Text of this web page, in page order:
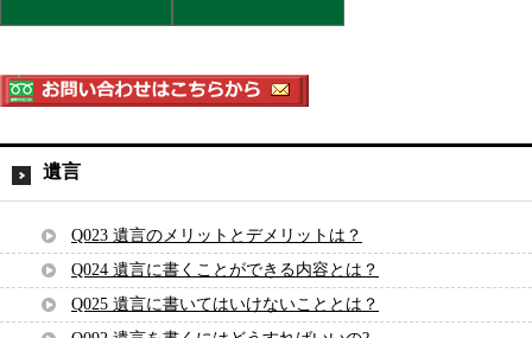
遺言
Q023 遺言のメリットとデメリットは？
Q024 遺言に書くことができる内容とは？
Q025 遺言に書いてはいけないこととは？